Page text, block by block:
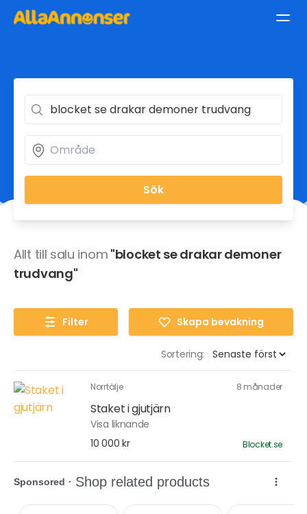
Sök
Allt till salu inom "blocket se drakar demoner
trudvang"
Filter Skapa bevakning
Sortering:
Norrtälje 8 månader
Staket i gjutjärn
Visa liknande
10 000 kr
Blocket.se